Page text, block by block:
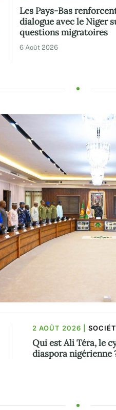
Les Pays-Bas
dialogue avec le Niger
questions migratoires
6 Août 2026
2 AOÛT 2026
Qui est Ali Téra, le
diaspora nigérienne